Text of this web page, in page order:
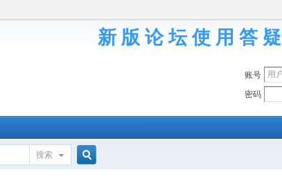
新 版 论 坛 使 用 答 疑
账号
密码
搜索